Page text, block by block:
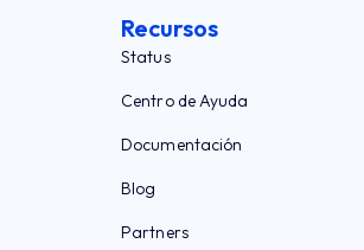
Recursos
Status
Centro de Ayuda
Documentación
Blog
Partners